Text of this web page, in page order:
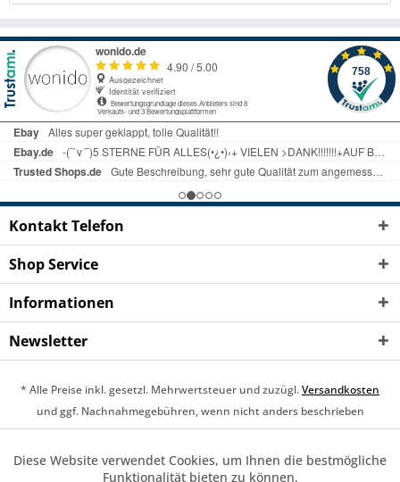
Kontakt Telefon
Shop Service
Informationen
Newsletter
* Alle Preise inkl. gesetzl. Mehrwertsteuer und zuzügl.Versandkosten
und ggf. Nachnahmegebühren, wenn nicht anders beschrieben
Hilfe / Support
Kontakt Versand und Zahlung
Funktionale Aktiv
Diese Website verwendet Cookies, um Ihnen die bestmögliche
Funktionalität bieten zu können.